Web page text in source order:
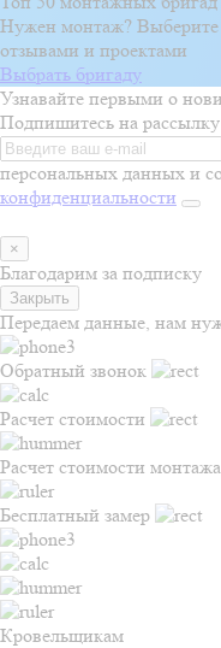
Нужен монтаж? Выберите
отзывами и проектами
Выбрать бригаду
Узнавайте первыми о
Подпишитесь на рассылку
персональных данных и
конфиденциальности
×
Благодарим за подписку
Закрыть
Передаем данные, нам
Обратный звонок
Расчет стоимости
Расчет стоимости монтажа
Бесплатный замер
Кровельщикам